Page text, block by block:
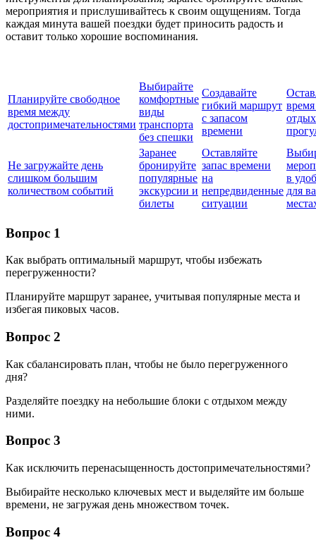
мероприятия и прислушивайтесь к своим ощущениям. Тогда
каждая минута вашей поездки будет приносить радость и
оставит только хорошие воспоминания.
Планируйте свободное
время между
достопримечательностями
Выбирайте
комфортные
виды
транспорта
без спешки
Создавайте
гибкий маршрут
с запасом
времени
Не загружайте день
слишком большим
количеством событий
Заранее
бронируйте
популярные
экскурсии и
билеты
Оставляйте
запас времени
на
непредвиденные
ситуации
в
для
Вопрос 1
Как выбрать оптимальный маршрут, чтобы избежать
перегруженности?
Планируйте маршрут заранее, учитывая популярные места и
избегая пиковых часов.
Вопрос 2
Как сбалансировать план, чтобы не было перегруженного
дня?
Разделяйте поездку на небольшие блоки с отдыхом между
ними.
Вопрос 3
Как исключить перенасыщенность достопримечательностями?
Выбирайте несколько ключевых мест и выделяйте им больше
времени, не загружая день множеством точек.
Вопрос 4